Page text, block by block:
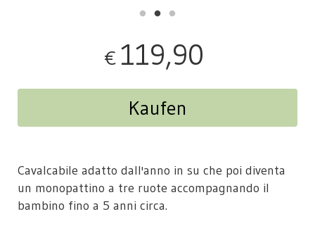
€ 119,90
Kaufen
Cavalcabile adatto dall'anno in su che poi diventa
un monopattino a tre ruote accompagnando il
bambino fino a 5 anni circa.